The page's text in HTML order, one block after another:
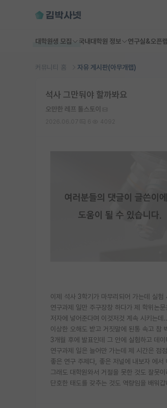
대학원생 모집 국내대학원 정보 연구실&오픈랩
커뮤니티 홈 자유 게시판(아무개랩)
석사 그만둬야 할까봐요
오만한 레프 톨스토이
이제 석사 3학기가 마무리되어 가는데 실험
연구과제 일만 주구장창 하다가 제 학위논문
저자에 넣어준다며 이것저것 계속 시키는
이상한 오해도 받고 거짓말에 된통 속고 참
3개월 후에 발표인데 그 안에 실험하고 데
연구과제 일은 늘어만 가는데 제 시간은 점
좋은 연구 주제다, 좋은 저널에 내보자 에
그래도 대학원와서 거절을 못한 것도 잘못
단호한 태도를 갖추는 것도 역량임을 배워갑